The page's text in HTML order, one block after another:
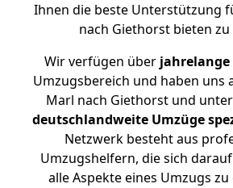
Ihnen die beste Unterstützung
nach Giethorst bieten
Wir verfügen überjahrelange
Umzugsbereich und haben uns
Marl nach Giethorst und
deutschlandweite Umzüge
Netzwerk besteht aus
Umzugshelfern, die sich
alle Aspekte eines Umzugs